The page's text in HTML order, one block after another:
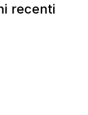
recenti